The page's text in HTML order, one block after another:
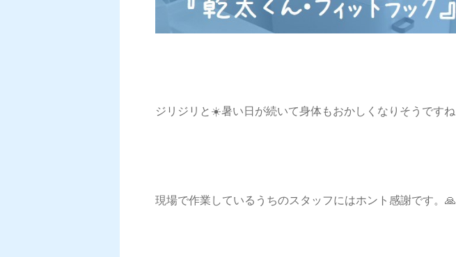
ジリジリと☀️暑い日が続いて身体もおかしくなりそうですね
現場で作業しているうちのスタッフにはホント感謝です。🙏